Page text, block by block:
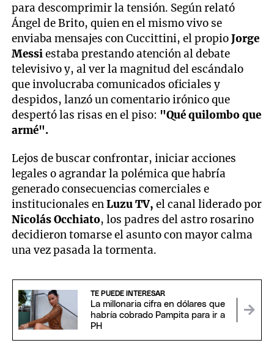
para descomprimir la tensión. Según relató
Ángel de Brito, quien en el mismo vivo se
enviaba mensajes con Cuccittini, el propioJorge
Messiestaba prestando atención al debate
televisivo y, al ver la magnitud del escándalo
que involucraba comunicados oficiales y
despidos, lanzó un comentario irónico que
despertó las risas en el piso: "Qué quilombo que
armé".
Lejos de buscar confrontar, iniciar acciones
legales o agrandar la polémica que habría
generado consecuencias comerciales e
institucionales enLuzu TV, el canal liderado por
Nicolás Occhiato, los padres del astro rosarino
decidieron tomarse el asunto con mayor calma
una vez pasada la tormenta.
TE PUEDE INTERESAR
La millonaria cifra en dólares que
habría cobrado Pampita para ir a
PH